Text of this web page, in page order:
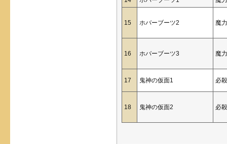
15 ホバーブーツ2 魔
16 ホバーブーツ3 魔
17 鬼神の仮面1 必
18 鬼神の仮面2 必